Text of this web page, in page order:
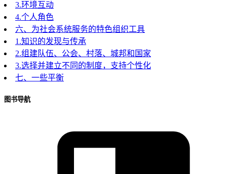
3.环境互动
4.个人角色
六、为社会系统服务的特色组织工具
1.知识的发现与传承
2.组建队伍、公会、村落、城邦和国家
3.选择并建立不同的制度，支持个性化
七、一些平衡
图书导航